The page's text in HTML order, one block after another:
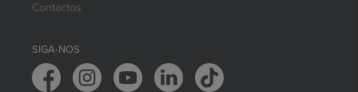
Contactos
SIGA-NOS